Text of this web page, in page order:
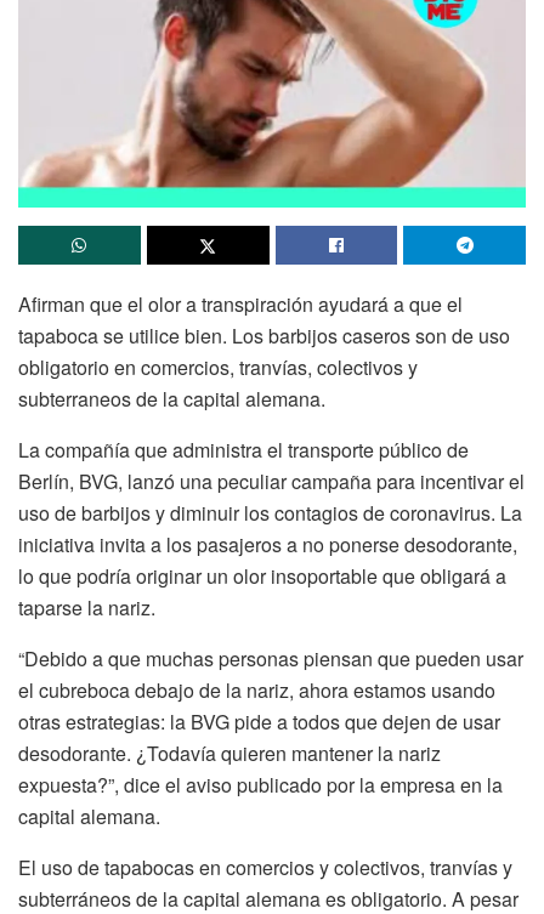
Afirman que el olor a transpiración ayudará a que el
tapaboca se utilice bien. Los barbijos caseros son de uso
obligatorio en comercios, tranvías, colectivos y
subterraneos de la capital alemana.
La compañía que administra el transporte público de
Berlín, BVG, lanzó una peculiar campaña para incentivar el
uso de barbijos y diminuir los contagios de coronavirus. La
iniciativa invita a los pasajeros a no ponerse desodorante,
lo que podría originar un olor insoportable que obligará a
taparse la nariz.
“Debido a que muchas personas piensan que pueden usar
el cubreboca debajo de la nariz, ahora estamos usando
otras estrategias: la BVG pide a todos que dejen de usar
desodorante. ¿Todavía quieren mantener la nariz
expuesta?”, dice el aviso publicado por la empresa en la
capital alemana.
El uso de tapabocas en comercios y colectivos, tranvías y
subterráneos de la capital alemana es obligatorio. A pesar